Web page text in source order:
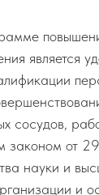
является
сосудов,
законом от
науки и
и